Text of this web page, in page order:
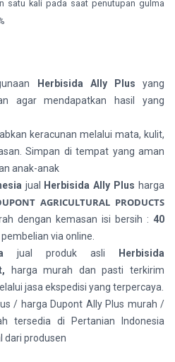
satu kali pada saat penutupan gulma
Herbisida Ally Plusyang
agar mendapatkan hasil yang
keracunan melalui mata, kulit,
Simpan di tempat yang aman
anak-anak
jual Herbisida Ally Plus harga
AGRICULTURAL PRODUCTS
dengan kemasan isi bersih : 40
pembelian via online.
jual produk asli Herbisida
harga murah dan pasti terkirim
jasa ekspedisi yang terpercaya.
/ harga Dupont Ally Plus murah /
tersedia di Pertanian Indonesia
dari produsen